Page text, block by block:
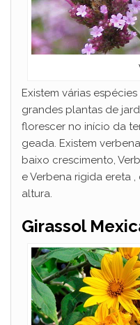
Existem várias
grandes plantas de
florescer no início da
geada. Existem
baixo crescimento,
e Verbena rigida ereta
altura.
Girassol